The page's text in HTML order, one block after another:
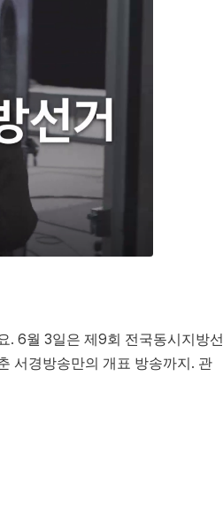
. 6월 3일은 제9회 전국동시지방선
서경방송만의 개표 방송까지. 관